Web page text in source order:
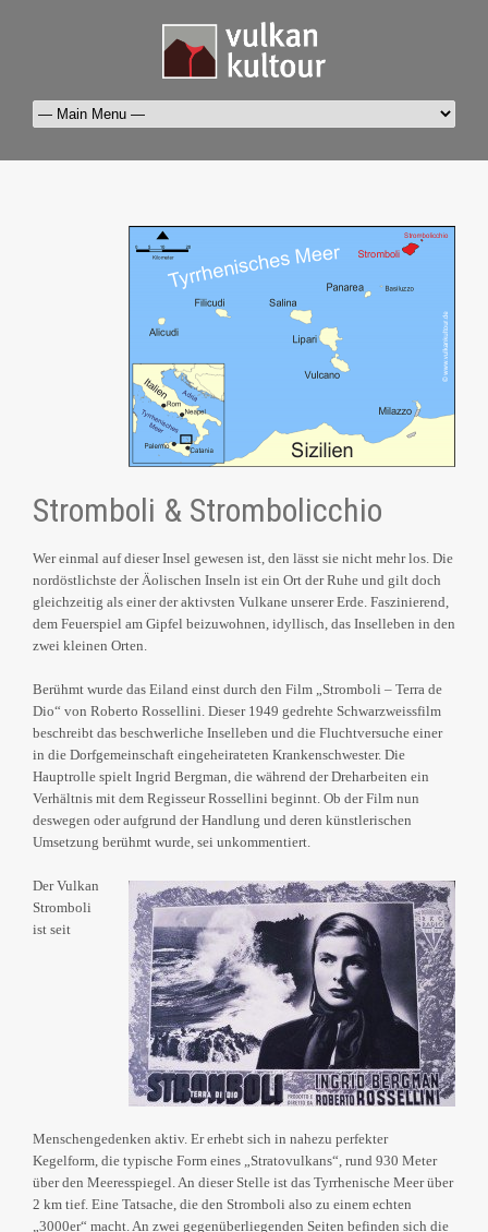
Stromboli & Strombolicchio
Wer einmal auf dieser Insel gewesen ist, den lässt sie nicht mehr los. Die
nordöstlichste der Äolischen Inseln ist ein Ort der Ruhe und gilt doch
gleichzeitig als einer der aktivsten Vulkane unserer Erde. Faszinierend,
dem Feuerspiel am Gipfel beizuwohnen, idyllisch, das Inselleben in den
zwei kleinen Orten.
Berühmt wurde das Eiland einst durch den Film „Stromboli – Terra de
Dio“ von Roberto Rossellini. Dieser 1949 gedrehte Schwarzweissfilm
beschreibt das beschwerliche Inselleben und die Fluchtversuche einer
in die Dorfgemeinschaft eingeheirateten Krankenschwester. Die
Hauptrolle spielt Ingrid Bergman, die während der Dreharbeiten ein
Verhältnis mit dem Regisseur Rossellini beginnt. Ob der Film nun
deswegen oder aufgrund der Handlung und deren künstlerischen
Umsetzung berühmt wurde, sei unkommentiert.
Der Vulkan
Stromboli
ist seit
Menschengedenken aktiv. Er erhebt sich in nahezu perfekter
Kegelform, die typische Form eines „Stratovulkans“, rund 930 Meter
über den Meeresspiegel. An dieser Stelle ist das Tyrrhenische Meer über
2 km tief. Eine Tatsache, die den Stromboli also zu einem echten
„3000er“ macht. An zwei gegenüberliegenden Seiten befinden sich die